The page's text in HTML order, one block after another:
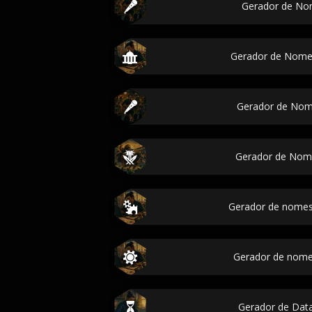
Gerador de
Gerador de
Gerador de
Gerador de
Gerador de
Gerador de
Gerador de